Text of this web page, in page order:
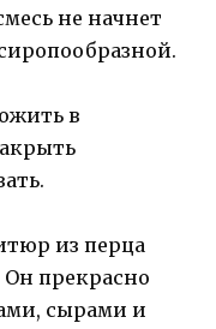
не начнет
в
из перца
прекрасно
сырами и